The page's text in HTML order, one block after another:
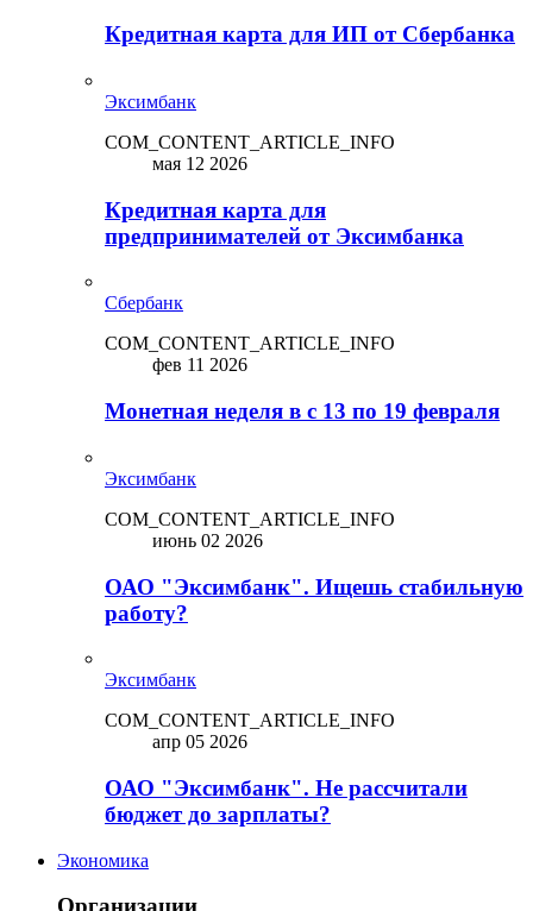
Кредитная карта для ИП от Сбербанка
Эксимбанк
COM_CONTENT_ARTICLE_INFO
мая 12 2026
Кредитная карта для
предпринимателей от Эксимбанка
Сбербанк
COM_CONTENT_ARTICLE_INFO
фев 11 2026
Монетная неделя в с 13 по 19 февраля
Эксимбанк
COM_CONTENT_ARTICLE_INFO
июнь 02 2026
ОАО "Эксимбанк". Ищешь стабильную
работу?
Эксимбанк
COM_CONTENT_ARTICLE_INFO
апр 05 2026
ОАО "Эксимбанк". Не рассчитали
бюджет до зарплаты?
Экономика